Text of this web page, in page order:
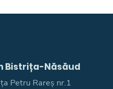
Bistrița-Năsăud
Petru Rareș nr.1